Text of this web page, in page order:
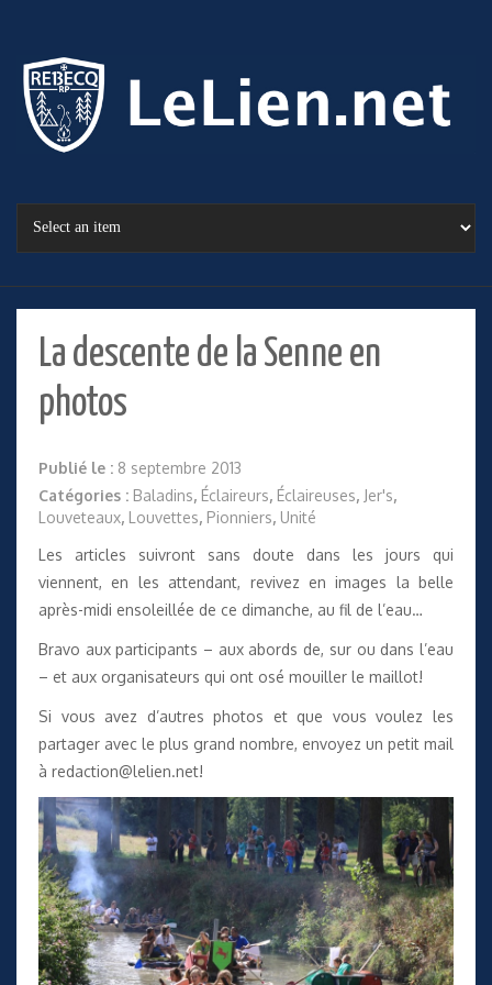
La descente de la Senne en
photos
Publié le : 8 septembre 2013
Catégories : Baladins, Éclaireurs, Éclaireuses, Jer's,
Louveteaux, Louvettes, Pionniers, Unité
Les articles suivront sans doute dans les jours qui
viennent, en les attendant, revivez en images la belle
après-midi ensoleillée de ce dimanche, au fil de l’eau…
Bravo aux participants – aux abords de, sur ou dans l’eau
– et aux organisateurs qui ont osé mouiller le maillot!
Si vous avez d’autres photos et que vous voulez les
partager avec le plus grand nombre, envoyez un petit mail
à redaction@lelien.net!